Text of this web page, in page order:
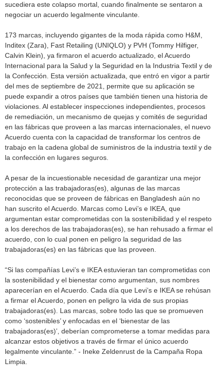
sucediera este colapso mortal, cuando finalmente se sentaron a
negociar un acuerdo legalmente vinculante.
173 marcas, incluyendo gigantes de la moda rápida como H&M,
Inditex (Zara), Fast Retailing (UNIQLO) y PVH (Tommy Hilfiger,
Calvin Klein), ya firmaron el acuerdo actualizado, el Acuerdo
Internacional para la Salud y la Seguridad en la Industria Textil y de
la Confección. Esta versión actualizada, que entró en vigor a partir
del mes de septiembre de 2021, permite que su aplicación se
puede expandir a otros países que también tienen una historia de
violaciones. Al establecer inspecciones independientes, procesos
de remediación, un mecanismo de quejas y comités de seguridad
en las fábricas que proveen a las marcas internacionales, el nuevo
Acuerdo cuenta con la capacidad de transformar los centros de
trabajo en la cadena global de suministros de la industria textil y de
la confección en lugares seguros.
A pesar de la incuestionable necesidad de garantizar una mejor
protección a las trabajadoras(es), algunas de las marcas
reconocidas que se proveen de fábricas en Bangladesh aún no
han suscrito el Acuerdo. Marcas como Levi’s e IKEA, que
argumentan estar comprometidas con la sostenibilidad y el respeto
a los derechos de las trabajadoras(es), se han rehusado a firmar el
acuerdo, con lo cual ponen en peligro la seguridad de las
trabajadoras(es) en las fábricas que las proveen.
“Si las compañías Levi’s e IKEA estuvieran tan comprometidas con
la sostenibilidad y el bienestar como argumentan, sus nombres
aparecerían en el Acuerdo. Cada día que Levi’s e IKEA se rehúsan
a firmar el Acuerdo, ponen en peligro la vida de sus propias
trabajadoras(es). Las marcas, sobre todo las que se promueven
como ‘sostenibles’ y enfocadas en el ‘bienestar de las
trabajadoras(es)’, deberían comprometerse a tomar medidas para
alcanzar estos objetivos a través de firmar el único acuerdo
legalmente vinculante.” - Ineke Zeldenrust de la Campaña Ropa
Limpia.